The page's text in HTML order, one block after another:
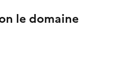
le domaine